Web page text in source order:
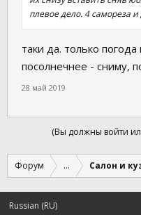
плевое дело. 4 самореза и
таки да. только
посолнечнее - сниму,
28 май 2019
(Вы должны войти
Форум ... Салон и
Russian (RU)